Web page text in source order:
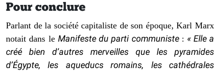
Pour conclure
Parlant de la société capitaliste de son époque, Karl Marx
notait dans le Manifeste du parti communiste: « Elle a
créé bien d’autres merveilles que les pyramides
d’Égypte, les aqueducs romains, les cathédrales